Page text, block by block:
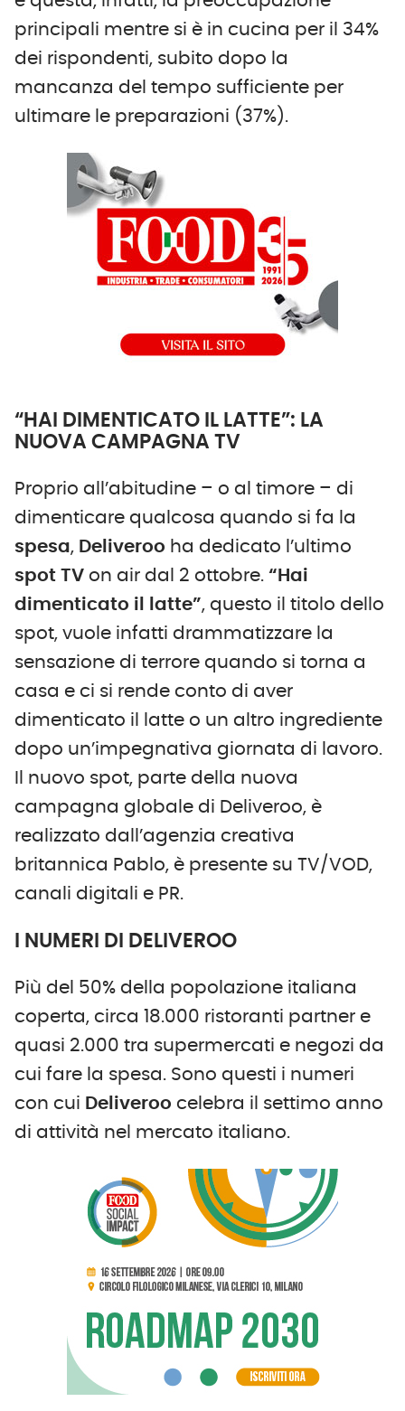
principali mentre si è in cucina per il 34%
dei rispondenti, subito dopo la
mancanza del tempo sufficiente per
ultimare le preparazioni (37%).
“HAI DIMENTICATO IL LATTE”: LA
NUOVA CAMPAGNA TV
Proprio all’abitudine – o al timore – di
dimenticare qualcosa quando si fa la
spesa, Deliveroo ha dedicato l’ultimo
spot TV on air dal 2 ottobre. “Hai
dimenticato il latte”, questo il titolo dello
spot, vuole infatti drammatizzare la
sensazione di terrore quando si torna a
casa e ci si rende conto di aver
dimenticato il latte o un altro ingrediente
dopo un’impegnativa giornata di lavoro.
Il nuovo spot, parte della nuova
campagna globale di Deliveroo, è
realizzato dall’agenzia creativa
britannica Pablo, è presente su TV/VOD,
canali digitali e PR.
I NUMERI DI DELIVEROO
Più del 50% della popolazione italiana
coperta, circa 18.000 ristoranti partner e
quasi 2.000 tra supermercati e negozi da
cui fare la spesa. Sono questi i numeri
con cui Deliveroo celebra il settimo anno
di attività nel mercato italiano.